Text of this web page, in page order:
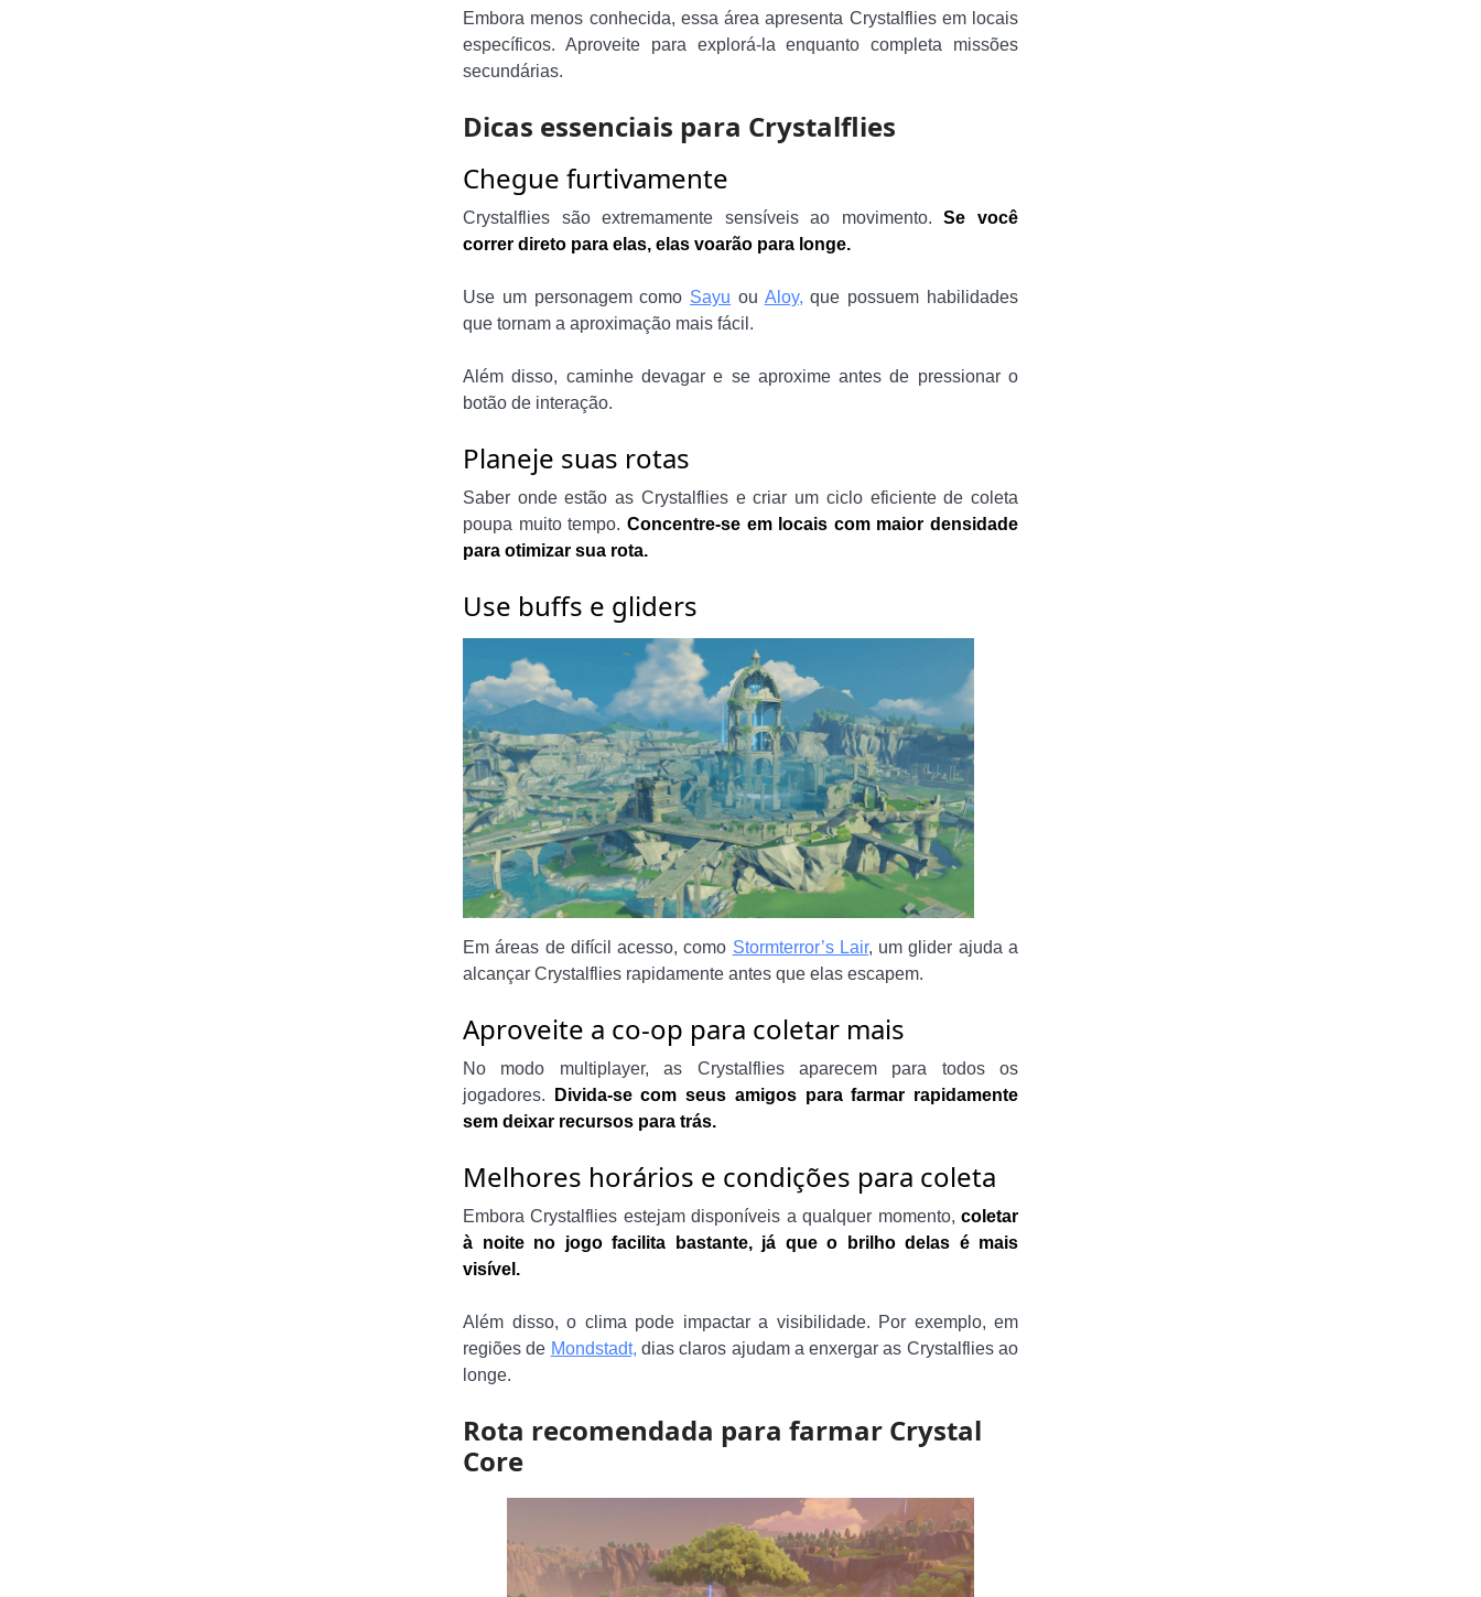
Embora menos conhecida, essa área apresenta Crystalflies em locais
específicos. Aproveite para explorá-la enquanto completa missões
secundárias.
Dicas essenciais para Crystalflies
Chegue furtivamente
Crystalflies são extremamente sensíveis ao movimento.Se você
correr direto para elas, elas voarão para longe.
Use um personagem como Sayu ou Aloy, que possuem habilidades
que tornam a aproximação mais fácil.
Além disso, caminhe devagar e se aproxime antes de pressionar o
botão de interação.
Planeje suas rotas
Saber onde estão as Crystalflies e criar um ciclo eficiente de coleta
poupa muito tempo. Concentre-se em locais com maior densidade
para otimizar sua rota.
Use buffs e gliders
Em áreas de difícil acesso, como Stormterror’s Lair, um glider ajuda a
alcançar Crystalflies rapidamente antes que elas escapem.
Aproveite a co-op para coletar mais
No modo multiplayer, as Crystalflies aparecem para todos os
jogadores.
Divida-se com seus amigos para farmar rapidamente
sem deixar recursos para trás.
Melhores horários e condições para coleta
Embora Crystalflies estejam disponíveis a qualquer momento, coletar
à noite no jogo facilita bastante, já que o brilho delas é mais
visível.
Além disso, o clima pode impactar a visibilidade. Por exemplo, em
regiões de Mondstadt, dias claros ajudam a enxergar as Crystalflies ao
longe.
Rota recomendada para farmar Crystal
Core